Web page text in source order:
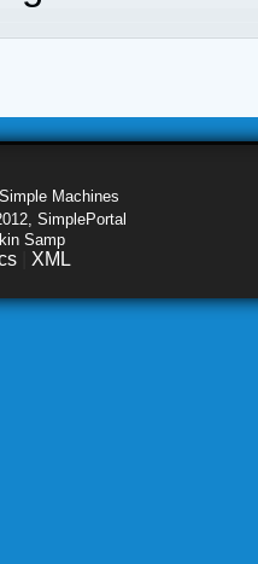
Simple Machines
SimplePortal
Samp
XML